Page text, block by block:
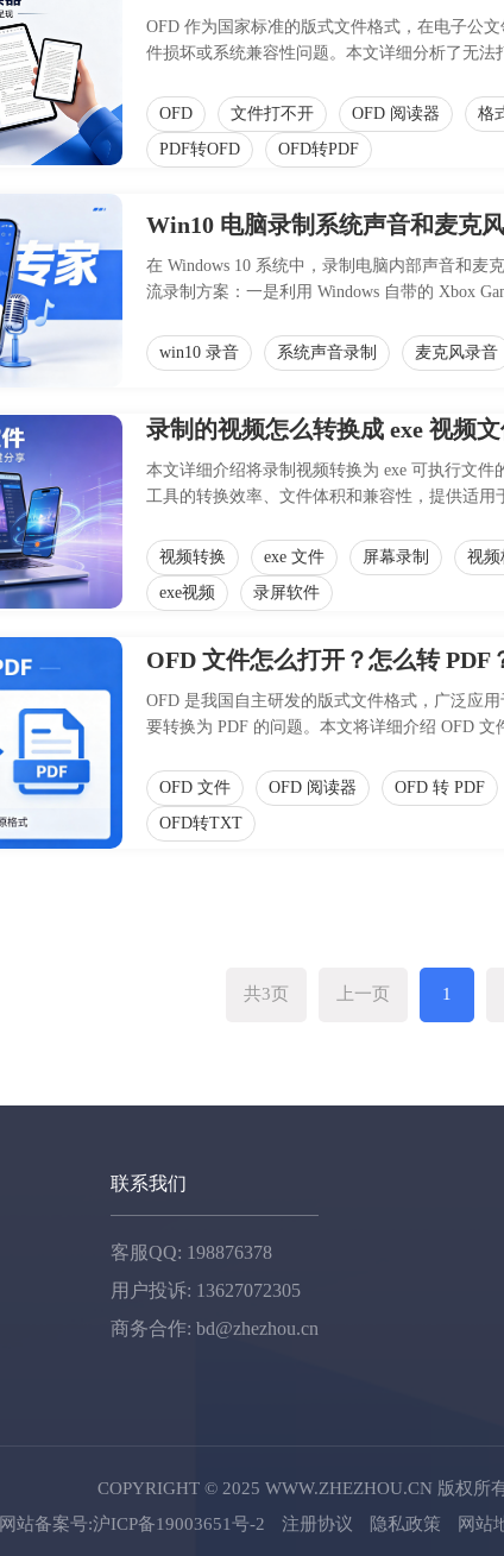
OFD 作为国家标准的版式文件格式，在电子公
件损坏或系统兼容性问题。本文详细分析了无法
OFD
文件打不开 OFD 阅读器 格
PDF转OFD
OFD转PDF
Win10 电脑录制系统声音和麦克
在 Windows 10 系统中，录制电脑内部声音和麦
流录制方案：一是利用 Windows 自带的 Xbox
复杂度及功能深度的需求，选择最适合的录制
win10 录音 系统声音录制 麦克风录音
录制的视频怎么转换成 exe 视频
本文详细介绍将录制视频转换为 exe 可执行文
工具的转换效率、文件体积和兼容性，提供适
视频转换
exe 文件 屏幕录制 视频
exe视频
录屏软件
OFD 文件怎么打开？怎么转 PDF
OFD 是我国自主研发的版式文件格式，广泛应
要转换为 PDF 的问题。本文将详细介绍 OFD
OFD 文件
OFD 阅读器 OFD 转 PDF
OFD转TXT
共3页 上一页 1
联系我们
客服QQ: 198876378
用户投诉: 13627072305
商务合作: bd@zhezhou.cn
COPYRIGHT © 2025 WWW.ZHEZHOU.CN 版权所
网站备案号:沪ICP备19003651号-2
注册协议 隐私政策 网站